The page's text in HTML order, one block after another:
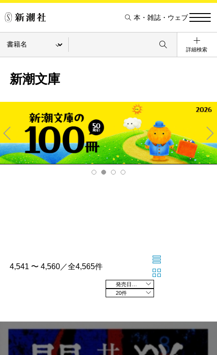
本・雑誌・ウェブ
詳細検索
新潮文庫
Pre
v
Ne
xt
4,541 〜 4,560／全4,565件
20件